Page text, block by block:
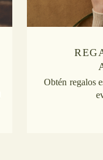
Obtén regalos